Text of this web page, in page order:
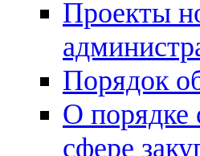
Проекты
Порядок
О порядке
сфере